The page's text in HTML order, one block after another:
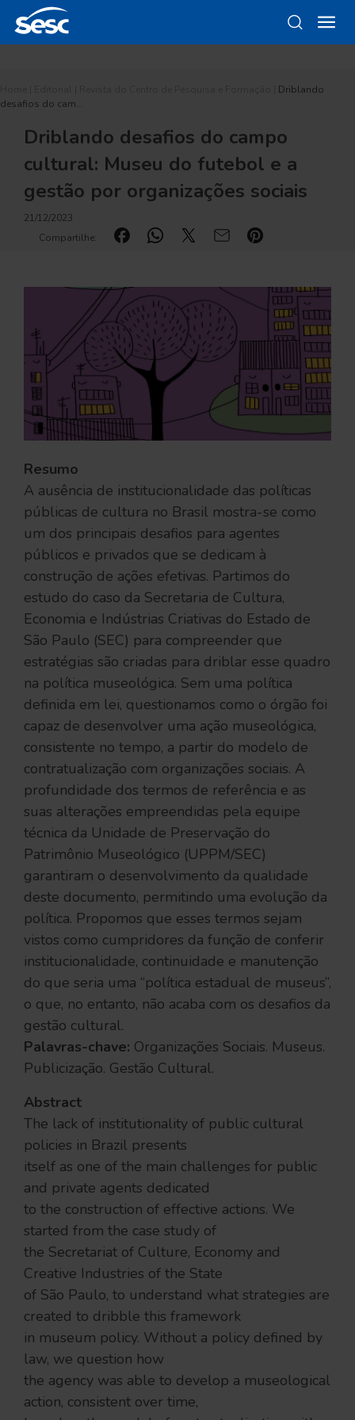
Driblando
desafios do cam…
Driblando desafios do campo
cultural: Museu do futebol e a
gestão por organizações sociais
21/12/2023
Compartilhe:
Resumo
A ausência de institucionalidade das políticas
públicas de cultura no Brasil mostra-se como
um dos principais desafios para agentes
públicos e privados que se dedicam à
construção de ações efetivas. Partimos do
estudo do caso da Secretaria de Cultura,
Economia e Indústrias Criativas do Estado de
São Paulo (SEC) para compreender que
estratégias são criadas para driblar esse quadro
na política museológica. Sem uma política
definida em lei, questionamos como o órgão foi
capaz de desenvolver uma ação museológica,
consistente no tempo, a partir do modelo de
contratualização com organizações sociais. A
profundidade dos termos de referência e as
suas alterações empreendidas pela equipe
técnica da Unidade de Preservação do
Patrimônio Museológico (UPPM/SEC)
garantiram o desenvolvimento da qualidade
deste documento, permitindo uma evolução da
política. Propomos que esses termos sejam
vistos como cumpridores da função de conferir
institucionalidade, continuidade e manutenção
do que seria uma “política estadual de museus”,
o que, no entanto, não acaba com os desafios da
gestão cultural.
Palavras-chave: Organizações Sociais. Museus.
Publicização. Gestão Cultural.
Abstract
The lack of institutionality of public cultural
policies in Brazil presents
itself as one of the main challenges for public
and private agents dedicated
to the construction of effective actions. We
started from the case study of
the Secretariat of Culture, Economy and
Creative Industries of the State
of São Paulo, to understand what strategies are
created to dribble this framework
in museum policy. Without a policy defined by
law, we question how
the agency was able to develop a museological
action, consistent over time,